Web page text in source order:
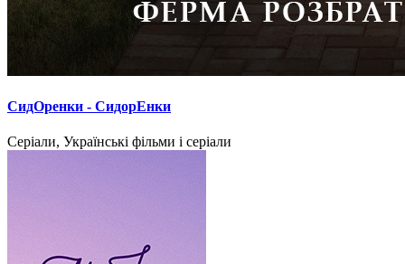
СидОренки - СидорЕнки
Серіали, Українські фільми і серіали